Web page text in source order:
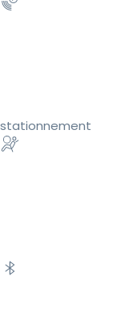
stationnement